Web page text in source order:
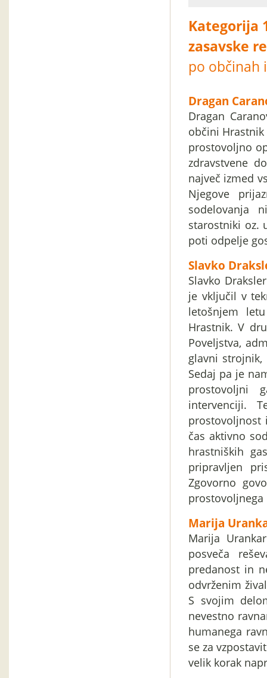
Kategorija
zasavske
po občinah
Dragan
Dragan
občini Hrastnik
prostovoljno
zdravstvene
največ izmed
Njegove
sodelovanja
starostniki oz.
poti odpelje
Slavko
Slavko
je vključil v
letošnjem
Hrastnik. V
Poveljstva,
glavni
Sedaj pa je
prostovoljni
intervenciji.
prostovoljnost
čas aktivno
hrastniških
pripravljen
Zgovorno
prostovoljnega
Marija
Marija
posveča
predanost in
odvrženim
S svojim
nevestno
humanega
se za
velik korak